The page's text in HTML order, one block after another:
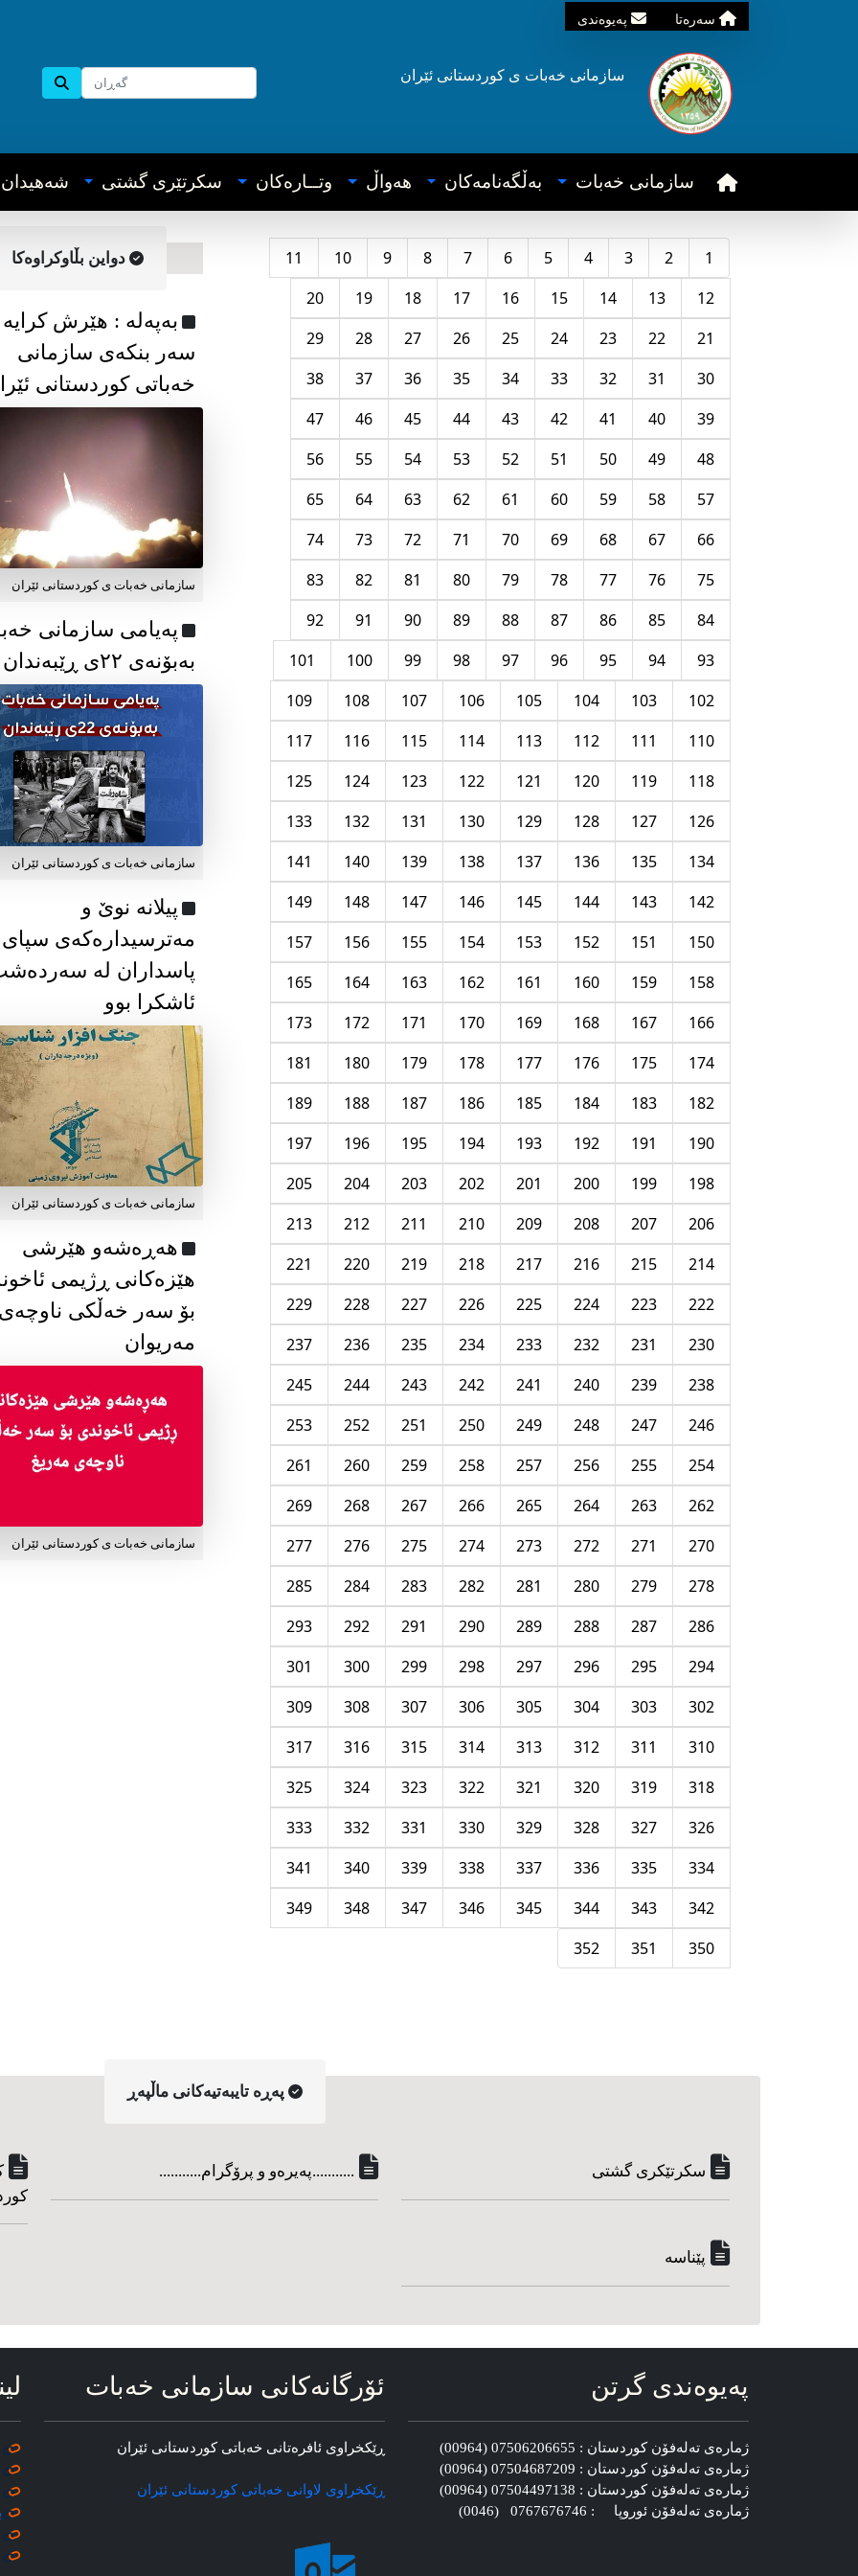
سه‌ره‌تا په‌یوه‌ندی
سازمانی خه‌بات ی کوردستانی ئێران
سازمانی خه‌بات به‌ڵگه‌نامه‌کان هه‌واڵ وتــاره‌کان سکرتێری گشتی شه‌هیدان
1
2
3
4
5
6
7
8
9
10
11
12
13
14
15
16
17
18
19
20
21
22
23
24
25
26
27
28
29
30
31
32
33
34
35
36
37
38
39
40
41
42
43
44
45
46
47
48
49
50
51
52
53
54
55
56
57
58
59
60
61
62
63
64
65
66
67
68
69
70
71
72
73
74
75
76
77
78
79
80
81
82
83
84
85
86
87
88
89
90
91
92
93
94
95
96
97
98
99
100
101
102
103
104
105
106
107
108
109
110
111
112
113
114
115
116
117
118
119
120
121
122
123
124
125
126
127
128
129
130
131
132
133
134
135
136
137
138
139
140
141
142
143
144
145
146
147
148
149
150
151
152
153
154
155
156
157
158
159
160
161
162
163
164
165
166
167
168
169
170
171
172
173
174
175
176
177
178
179
180
181
182
183
184
185
186
187
188
189
190
191
192
193
194
195
196
197
198
199
200
201
202
203
204
205
206
207
208
209
210
211
212
213
214
215
216
217
218
219
220
221
222
223
224
225
226
227
228
229
230
231
232
233
234
235
236
237
238
239
240
241
242
243
244
245
246
247
248
249
250
251
252
253
254
255
256
257
258
259
260
261
262
263
264
265
266
267
268
269
270
271
272
273
274
275
276
277
278
279
280
281
282
283
284
285
286
287
288
289
290
291
292
293
294
295
296
297
298
299
300
301
302
303
304
305
306
307
308
309
310
311
312
313
314
315
316
317
318
319
320
321
322
323
324
325
326
327
328
329
330
331
332
333
334
335
336
337
338
339
340
341
342
343
344
345
346
347
348
349
350
351
352
دواین بڵاوکراوه‌کا
به‌په‌له‌ : هێرش کرایە
سەر بنکەی سازمانی
خەباتی کوردستانی
سازمانی خەبات ی کوردستانی ئێران
پەیامی سازمانی
بەبۆنەی ۲۲ی ڕێبەندان
سازمانی خەبات ی كوردستانی ئێران
پیلانە نوێ و
مەترسیدارەکەی سپای
پاسداران لە
ئاشکرا بوو
سازمانی خەبات ی كوردستانی ئێران
هەڕەشەو هێرشی
هێزەکانی ڕژیمی
بۆ سەر خەڵکی
مەریوان
سازمانی خەبات ی کوردستانی ئێران
په‌ڕه‌ تایبه‌تیه‌کانی ماڵپه‌ڕ
سکرتێکری گشتی ...........په‌یره‌و و پرۆگرام...........
پێناسه‌
په‌یوه‌ندی گرتن
ژماره‌ی ته‌له‌فۆن کوردستان : 07506206655 (00964)
ژماره‌ی ته‌له‌فۆن کوردستان : 07504687209 (00964)
ژماره‌ی ته‌له‌فۆن کوردستان : 07504497138 (00964)
ژماره‌ی ته‌له‌فۆن ئوروپا : 0767676746 (0046)
ئۆرگانه‌کانی سازمانی خه‌بات
ڕێکخراوی ئافره‌تانی خه‌باتی کوردستانی ئێران
ڕێکخراوی لاوانی خه‌باتی کوردستانی ئێران